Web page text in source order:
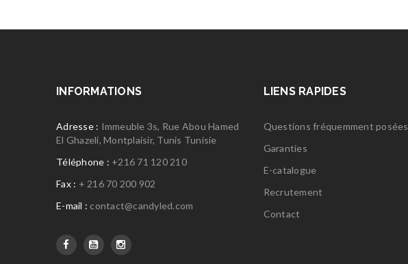
INFORMATIONS
Adresse : Immeuble 3s, Rue Abou Hamed
El Ghazeli, Montplaisir, Tunis Tunisie
Téléphone : +216 71 120 210
Fax : + 216 70 200 902
E-mail : contact@candyled.com
LIENS RAPIDES
Questions fréquemment posées
Garanties
E-catalogue
Recrutement
Contact